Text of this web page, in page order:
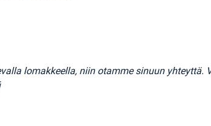
lomakkeella, niin otamme sinuun